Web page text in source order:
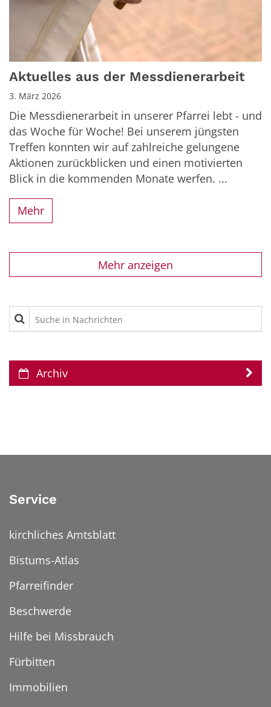
Aktuelles aus der Messdienerarbeit
3. März 2026
Die Messdienerarbeit in unserer Pfarrei lebt - und
das Woche für Woche! Bei unserem jüngsten
Treffen konnten wir auf zahlreiche gelungene
Aktionen zurückblicken und einen motivierten
Blick in die kommenden Monate werfen. ...
Mehr
Mehr anzeigen
Suche in Nachrichten
Archiv
Service
kirchliches Amtsblatt
Bistums-Atlas
Pfarreifinder
Beschwerde
Hilfe bei Missbrauch
Fürbitten
Immobilien